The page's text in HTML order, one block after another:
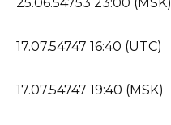
17.07.54747 16:40 (UTC)
17.07.54747 19:40 (MSK)